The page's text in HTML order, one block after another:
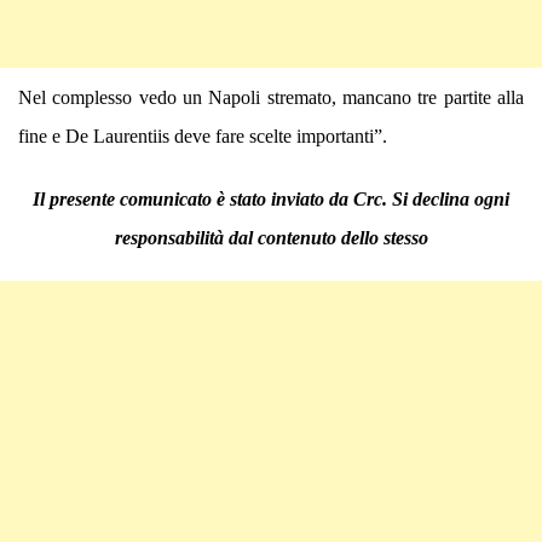
Nel complesso vedo un Napoli stremato, mancano tre partite alla
fine e De Laurentiis deve fare scelte importanti”.
Il presente comunicato è stato inviato da Crc. Si declina ogni
responsabilità dal contenuto dello stesso